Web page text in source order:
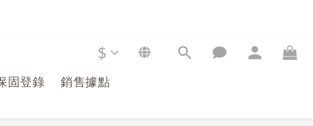
$
固登錄 銷售據點